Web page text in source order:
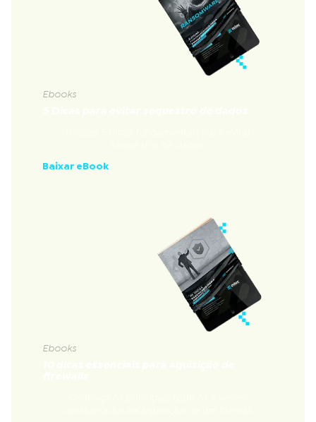
Ebooks
Baixar eBook
Ebooks